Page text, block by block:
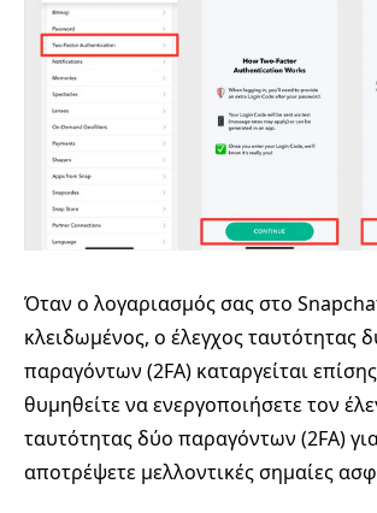
Όταν ο λογαριασμός σας στο
κλειδωμένος, ο έλεγχος ταυτότητας
παραγόντων (2FA) καταργείται
θυμηθείτε να ενεργοποιήσετε τον
ταυτότητας δύο παραγόντων (2FA)
αποτρέψετε μελλοντικές σημαίες